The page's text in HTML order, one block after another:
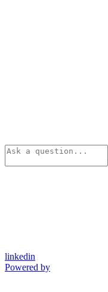
linkedin
Powered by